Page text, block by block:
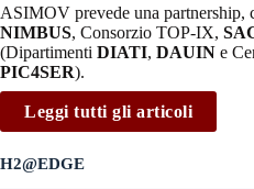
ASIMOV prevede una partnership,
NIMBUS, Consorzio TOP-IX,
(Dipartimenti DIATI, DAUIN e
PIC4SER).
Leggi tutti gli articoli
H2@EDGE